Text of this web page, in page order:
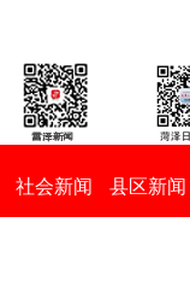
社会新闻 县区新闻